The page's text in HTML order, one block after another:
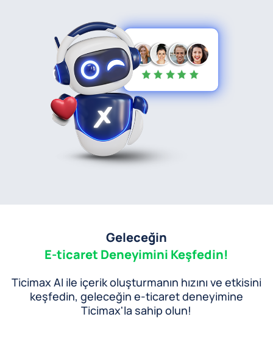
Geleceğin
E-ticaret Deneyimini Keşfedin!
Ticimax AI ile içerik oluşturmanın hızını ve etkisini
keşfedin, geleceğin e-ticaret deneyimine
Ticimax'la sahip olun!